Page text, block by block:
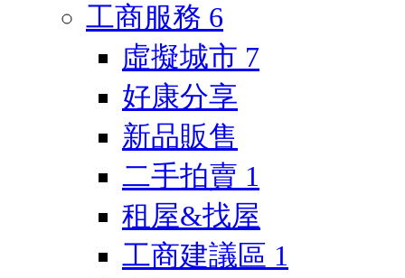
工商服務 6
虛擬城市 7
好康分享
新品販售
二手拍賣 1
租屋&找屋
工商建議區 1